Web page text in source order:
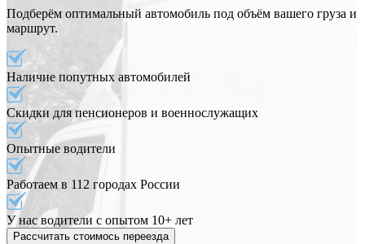
Подберём оптимальный автомобиль под объём вашего груза и
маршрут.
Наличие попутных автомобилей
Скидки для пенсионеров и военнослужащих
Опытные водители
Работаем в 112 городах России
У нас водители с опытом 10+ лет
Рассчитать стоимось переезда